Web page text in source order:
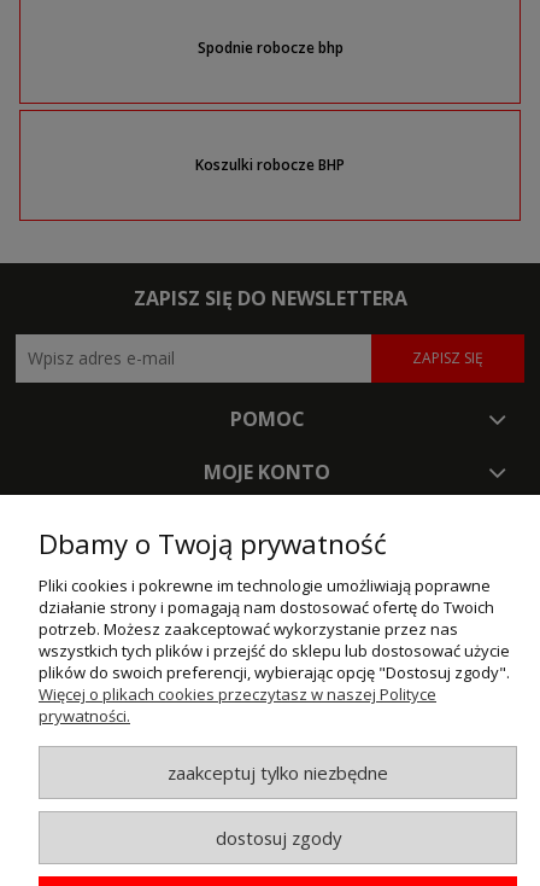
Spodnie robocze bhp
Koszulki robocze BHP
ZAPISZ SIĘ DO NEWSLETTERA
ZAPISZ SIĘ
POMOC
MOJE KONTO
INFORMACJE
O NAS
© MAXSOTE 2026.Wszystkie prawa zastrzeżone.
pokaż pełną wersję strony
Dbamy o Twoją prywatność
Pliki cookies i pokrewne im technologie umożliwiają poprawne
działanie strony i pomagają nam dostosować ofertę do Twoich
potrzeb. Możesz zaakceptować wykorzystanie przez nas
wszystkich tych plików i przejść do sklepu lub dostosować użycie
plików do swoich preferencji, wybierając opcję "Dostosuj zgody".
Więcej o plikach cookies przeczytasz w naszej Polityce
prywatności.
zaakceptuj tylko niezbędne
dostosuj zgody